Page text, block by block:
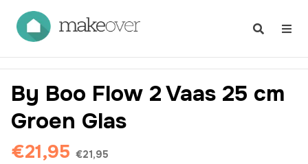
By Boo Flow 2 Vaas 25 cm
Groen Glas
€21,95 €21,95